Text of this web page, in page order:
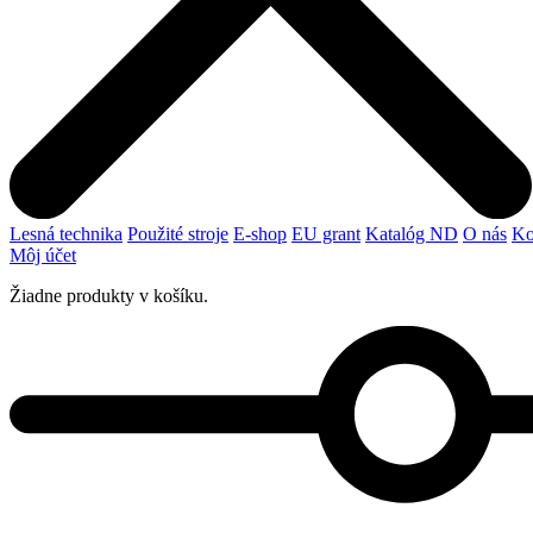
Lesná technika Použité stroje E-shop EU grant Katalóg ND O nás
Môj účet
Žiadne produkty v košíku.